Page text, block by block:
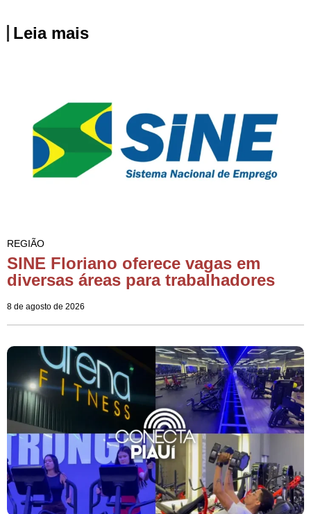
Leia mais
REGIÃO
SINE Floriano oferece vagas em
diversas áreas para trabalhadores
8 de agosto de 2026